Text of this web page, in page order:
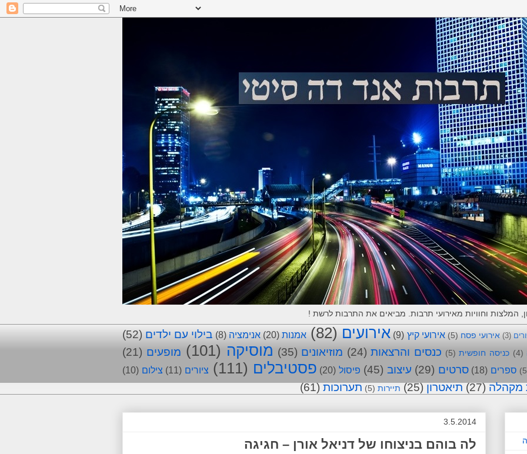
(3) אירועי פסח (5) אירועי קיץ (9) אירועים (82) אמנות (20) אנימציה (8) בילוי עם ילדים (52)
(4) כניסה חופשית (5) כנסים והרצאות (24) מוזיאונים (35) מוסיקה (101) מופעים (21)
ספרים (18) סרטים (29) עיצוב (45) פיסול (20) פסטיבלים (111) ציורים (11) צילום (10)
מקהלה (27) תיאטרון (25) תיירות (5) תערוכות (61)
3.5.2014
לה בוהם בניצוחו של דניאל אורן – חגיגה